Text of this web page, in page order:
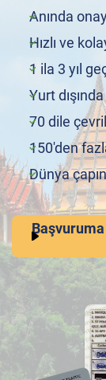
Anında
Hızlı ve
1 ila 3 yıl
Yurt
70 dile
150'den
Dünya